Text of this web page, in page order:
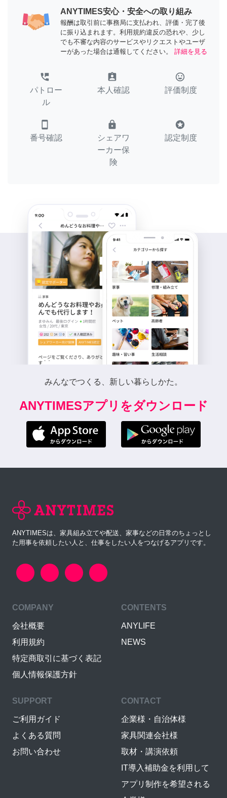
ANYTIMES安心・安全への取り組み
報酬は取引前に事務局に支払われ、評価・完了後
に振り込まれます。利用規約違反の恐れや、少し
でも不審な内容のサービスやリクエストやユーザ
ーがあった場合は通報してください。
詳細を見る
perm_phone_msg
パトロー
ル
assignment_ind
本人確認
tag_faces
評価制度
smartphone
番号確認
lock
シェアワ
ーカー保
険
stars
認定制度
みんなでつくる、新しい暮らしかた。
ANYTIMESアプリをダウンロード
ANYTIMESは、家具組み立てや配送、家事などの日常のちょっとし
た用事を依頼したい人と、仕事をしたい人をつなげるアプリです。
COMPANY
会社概要
利用規約
特定商取引に基づく表記
個人情報保護方針
CONTENTS
ANYLIFE
NEWS
SUPPORT
ご利用ガイド
よくある質問
お問い合わせ
CONTACT
企業様・自治体様
家具関連会社様
取材・講演依頼
IT導入補助金を利用して
アプリ制作を希望される